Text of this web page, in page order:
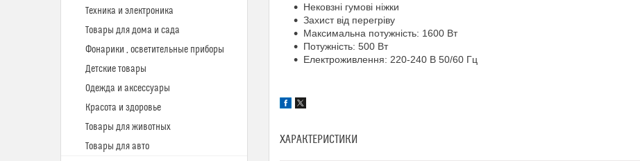
Нековзні гумові ніжки
Захист від перегріву
Максимальна потужність: 1600 Вт
Потужність: 500 Вт
Електроживлення: 220-240 В 50/60 Гц
ХАРАКТЕРИСТИКИ
Техника и электроника
Товары для дома и сада
Фонарики , осветительные приборы
Детские товары
Одежда и аксессуары
Красота и здоровье
Товары для животных
Товары для авто